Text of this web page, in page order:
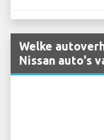
Welke
Nissan auto's